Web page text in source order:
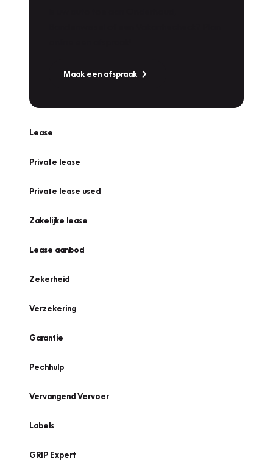
Maak een afspraak
Lease
Private lease
Private lease used
Zakelijke lease
Lease aanbod
Zekerheid
Verzekering
Garantie
Pechhulp
Vervangend Vervoer
Labels
GRIP Expert